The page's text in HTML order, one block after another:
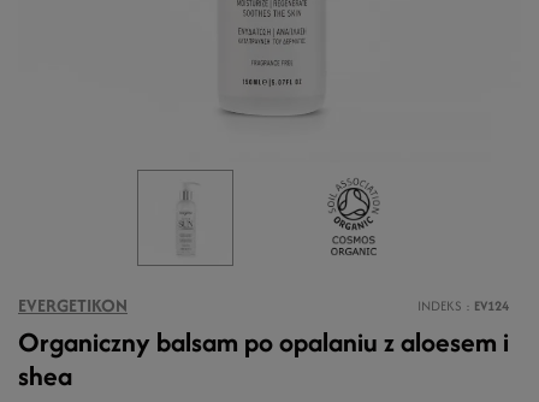
EVERGETIKON INDEKS EV124
Organiczny balsam po opalaniu z aloesem i
shea